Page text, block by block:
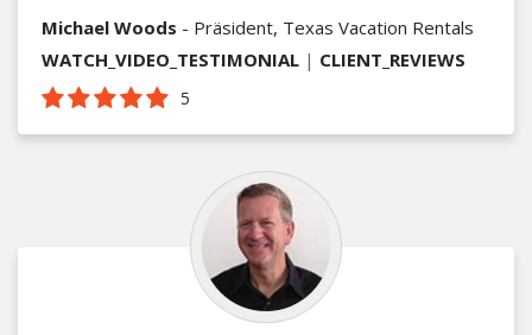
Michael Woods - Präsident, Texas Vacation Rentals
WATCH_VIDEO_TESTIMONIAL | CLIENT_REVIEWS
5